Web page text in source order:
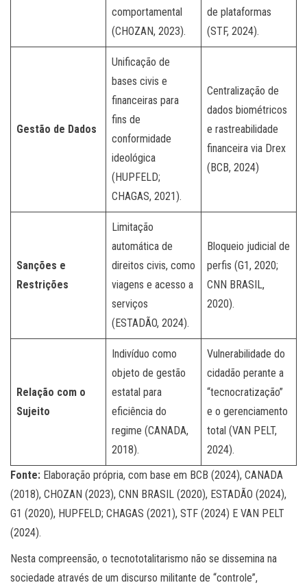
comportamental
(CHOZAN, 2023).
de plataformas
(STF, 2024).
Gestão de Dados
Unificação de
bases civis e
financeiras para
fins de
conformidade
ideológica
(HUPFELD;
CHAGAS, 2021).
Centralização de
dados biométricos
e rastreabilidade
financeira via Drex
(BCB, 2024)
Sanções e
Restrições
Limitação
automática de
direitos civis, como
viagens e acesso a
serviços
(ESTADÃO, 2024).
Bloqueio judicial de
perfis (G1, 2020;
CNN BRASIL,
2020).
Relação com o
Sujeito
Indivíduo como
objeto de gestão
estatal para
eficiência do
regime (CANADA,
2018).
Vulnerabilidade do
cidadão perante a
“tecnocratização”
e o gerenciamento
total (VAN PELT,
2024).
Fonte: Elaboração própria, com base em BCB (2024), CANADA
(2018), CHOZAN (2023), CNN BRASIL (2020), ESTADÃO (2024),
G1 (2020), HUPFELD; CHAGAS (2021), STF (2024) E VAN PELT
(2024).
Nesta compreensão, o tecnototalitarismo não se dissemina na
sociedade através de um discurso militante de “controle”,